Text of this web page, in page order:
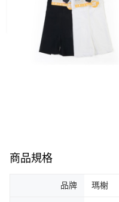
商品規格
品牌 瑪榭